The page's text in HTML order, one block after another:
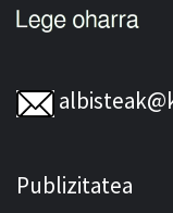
Publizitatea